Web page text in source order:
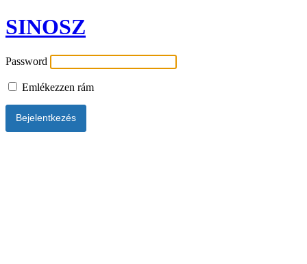
SINOSZ
Password
Emlékezzen rám